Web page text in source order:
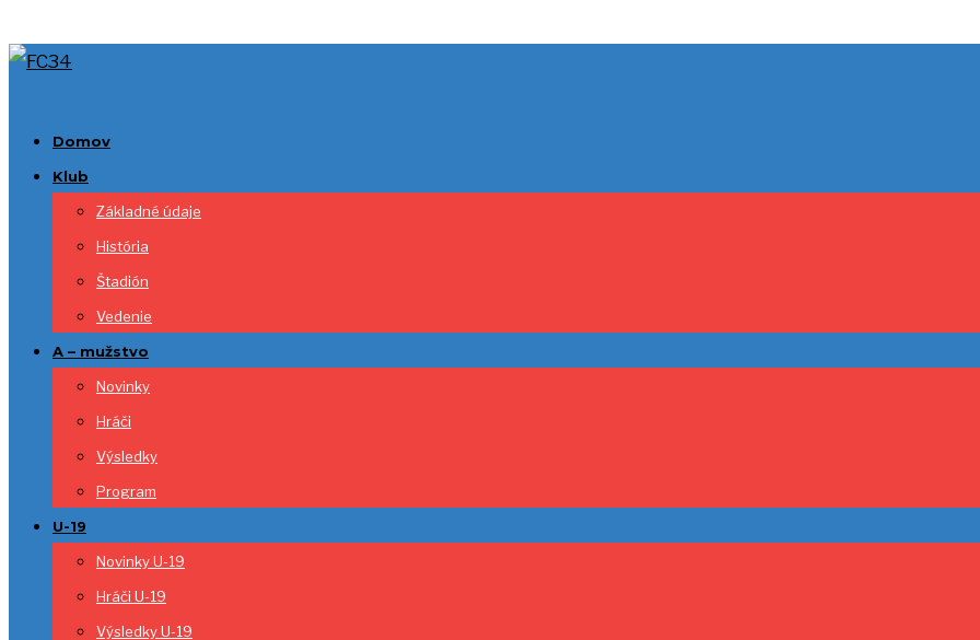
Domov
Klub
Základné údaje
História
Štadión
Vedenie
A – mužstvo
Novinky
Hráči
Výsledky
Program
U-19
Novinky U-19
Hráči U-19
Výsledky U-19